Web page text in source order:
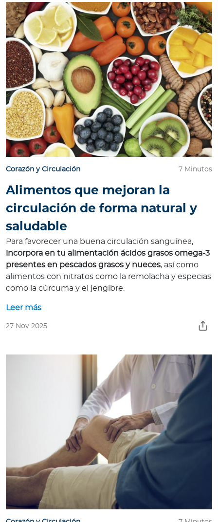
Corazón y Circulación 7 Minutos
Alimentos que mejoran la
circulación de forma natural y
saludable
Para favorecer una buena circulación sanguínea,
incorpora en tu alimentación ácidos grasos omega-3
presentes en pescados grasos y nueces, así como
alimentos con nitratos como la remolacha y especias
como la cúrcuma y el jengibre.
Leer más
27 Nov 2025